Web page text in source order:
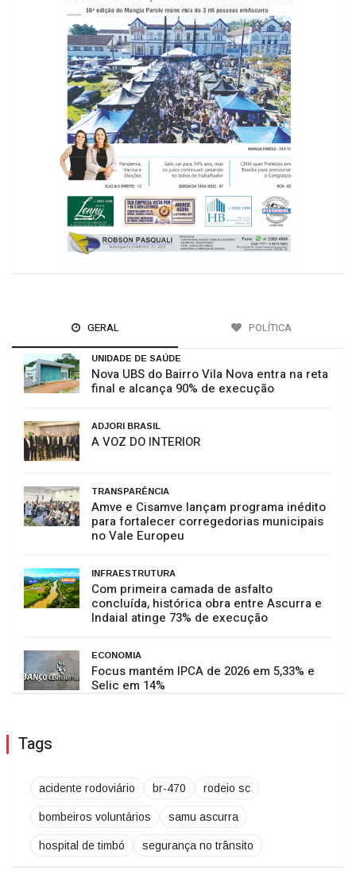
GERAL POLÍTICA
UNIDADE DE SAÚDE
Nova UBS do Bairro Vila Nova entra na reta
final e alcança 90% de execução
ADJORI BRASIL
A VOZ DO INTERIOR
TRANSPARÊNCIA
Amve e Cisamve lançam programa inédito
para fortalecer corregedorias municipais
no Vale Europeu
INFRAESTRUTURA
Com primeira camada de asfalto
concluída, histórica obra entre Ascurra e
Indaial atinge 73% de execução
ECONOMIA
Focus mantém IPCA de 2026 em 5,33% e
Selic em 14%
Tags
acidente rodoviário br-470 rodeio sc
bombeiros voluntários samu ascurra
hospital de timbó segurança no trânsito